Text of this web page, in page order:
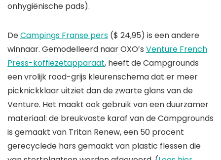
onhygiënische pads).
DeCampings Franse pers ($ 24,95) is een andere
winnaar. Gemodelleerd naar OXO’s Venture French
Press-koffiezetapparaat, heeft de Campgrounds
een vrolijk rood-grijs kleurenschema dat er meer
picknickklaar uitziet dan de zwarte glans van de
Venture. Het maakt ook gebruik van een duurzamer
materiaal: de breukvaste karaf van de Campgrounds
is gemaakt van Tritan Renew, een 50 procent
gerecyclede hars gemaakt van plastic flessen die